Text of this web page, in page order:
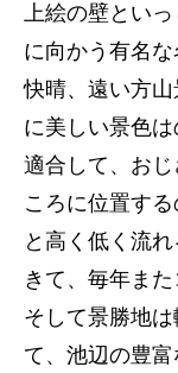
上絵の壁とい
に向かう有名
快晴、遠い方
に美しい景色
適合して、お
ころに位置す
と高く低く流
きて、毎年ま
そして景勝地
て、池辺の豊